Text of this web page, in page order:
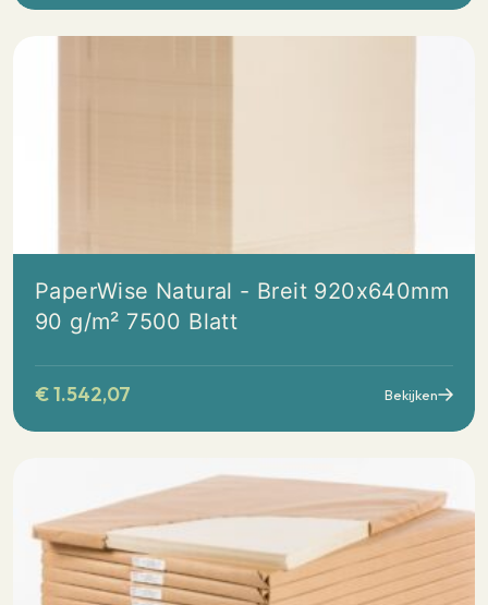
PaperWise Natural - Breit 920x640mm
90 g/m² 7500 Blatt
€1.542,07 Bekijken